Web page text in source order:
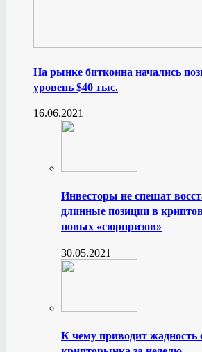
На рынке биткоина начались
уровень $40 тыс.
16.06.2021
Инвесторы не спешат
длинные позиции в
новых «сюрпризов»
30.05.2021
К чему приводит жадность